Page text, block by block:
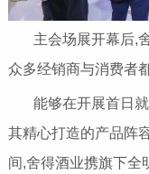
主会场展开幕后,
众多经销商与消费者
能够在开展首日
其精心打造的产品阵
间,舍得酒业携旗下全